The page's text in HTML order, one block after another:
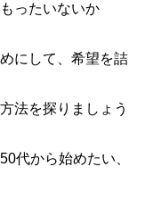
ったいないか
にして、希望を詰
法を探りましょう
代から始めたい、